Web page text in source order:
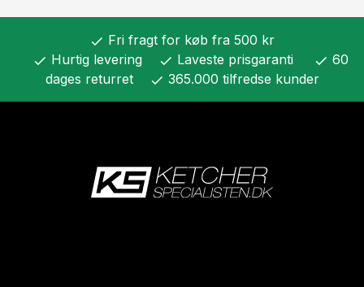
check Fri fragt for køb fra 500 kr
check Hurtig levering check Laveste prisgaranti check 60
dages returret
check 365.000 tilfredse kunder